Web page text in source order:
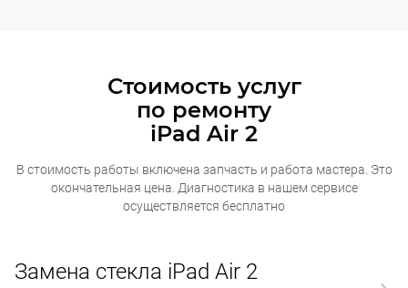
Стоимость услуг
по ремонту
iPad Air 2
В стоимость работы включена запчасть и работа мастера. Это
окончательная цена. Диагностика в нашем сервисе
осуществляется бесплатно
Замена стекла iPad Air 2